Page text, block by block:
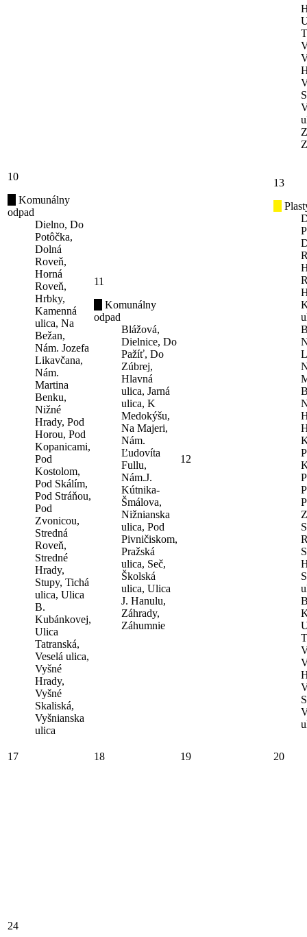
10
Komunálny
odpad
Dielno, Do
Potôčka,
Dolná
Roveň,
Horná
Roveň,
Hrbky,
Kamenná
ulica, Na
Bežan,
Nám. Jozefa
Likavčana,
Nám.
Martina
Benku,
Nižné
Hrady, Pod
Horou, Pod
Kopanicami,
Pod
Kostolom,
Pod Skálím,
Pod Stráňou,
Pod
Zvonicou,
Stredná
Roveň,
Stredné
Hrady,
Stupy, Tichá
ulica, Ulica
B.
Kubánkovej,
Ulica
Tatranská,
Veselá ulica,
Vyšné
Hrady,
Vyšné
Skaliská,
Vyšnianska
ulica
11
Komunálny
odpad
Blážová,
Dielnice, Do
Pažíť, Do
Zúbrej,
Hlavná
ulica, Jarná
ulica, K
Medokýšu,
Na Majeri,
Nám.
Ľudovíta
Fullu,
Nám.J.
Kútnika-
Šmálova,
Nižnianska
ulica, Pod
Pivničiskom,
Pražská
ulica, Seč,
Školská
ulica, Ulica
J. Hanulu,
Záhrady,
Záhumnie
12
13
17 18 19 20
24